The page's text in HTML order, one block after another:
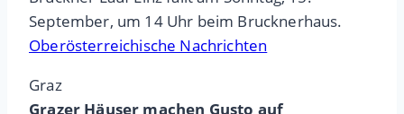
September, um 14 Uhr beim Brucknerhaus.
Oberösterreichische Nachrichten
Graz
Grazer Häuser machen Gusto auf